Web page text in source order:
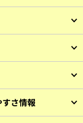
すさ情報